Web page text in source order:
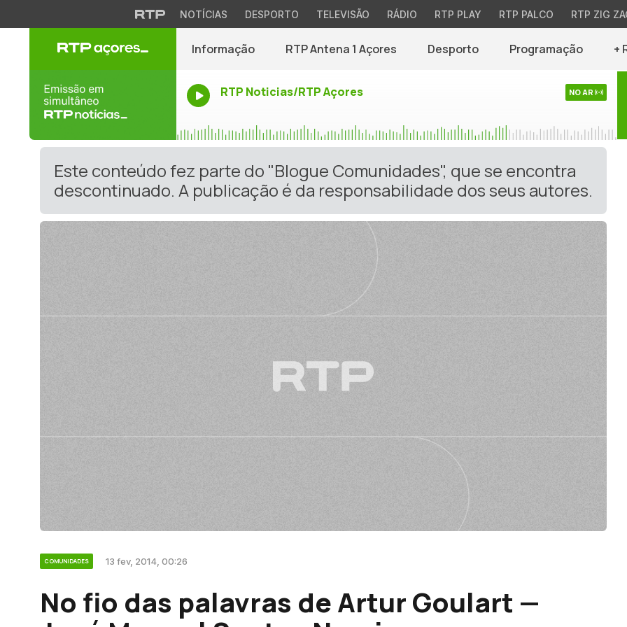
NOTÍCIAS DESPORTO TELEVISÃO RÁDIO RTP PLAY RTP PALCO RTP ZIG
Informação RTP Antena 1 Açores Desporto Programação +
RTP Noticias/RTP Açores NO AR
Este conteúdo fez parte do "Blogue Comunidades", que se encontra
descontinuado. A publicação é da responsabilidade dos seus autores.
COMUNIDADES 13 fev, 2014, 00:26
No fio das palavras de Artur Goulart —